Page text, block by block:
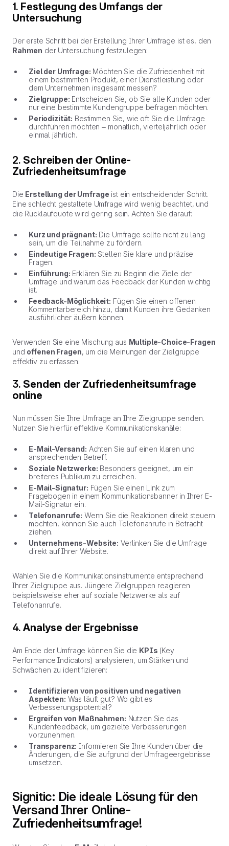
1. Festlegung des Umfangs der
Untersuchung
Der erste Schritt bei der Erstellung Ihrer Umfrage ist es, den
Rahmen der Untersuchung festzulegen:
Ziel der Umfrage: Möchten Sie die Zufriedenheit mit
einem bestimmten Produkt, einer Dienstleistung oder
dem Unternehmen insgesamt messen?
Zielgruppe: Entscheiden Sie, ob Sie alle Kunden oder
nur eine bestimmte Kundengruppe befragen möchten.
Periodizität: Bestimmen Sie, wie oft Sie die Umfrage
durchführen möchten – monatlich, vierteljährlich oder
einmal jährlich.
2. Schreiben der Online-
Zufriedenheitsumfrage
Die Erstellung der Umfrage ist ein entscheidender Schritt.
Eine schlecht gestaltete Umfrage wird wenig beachtet, und
die Rücklaufquote wird gering sein. Achten Sie darauf:
Kurz und prägnant: Die Umfrage sollte nicht zu lang
sein, um die Teilnahme zu fördern.
Eindeutige Fragen: Stellen Sie klare und präzise
Fragen.
Einführung: Erklären Sie zu Beginn die Ziele der
Umfrage und warum das Feedback der Kunden wichtig
ist.
Feedback-Möglichkeit: Fügen Sie einen offenen
Kommentarbereich hinzu, damit Kunden ihre Gedanken
ausführlicher äußern können.
Verwenden Sie eine Mischung aus Multiple-Choice-Fragen
und offenen Fragen, um die Meinungen der Zielgruppe
effektiv zu erfassen.
3. Senden der Zufriedenheitsumfrage
online
Nun müssen Sie Ihre Umfrage an Ihre Zielgruppe senden.
Nutzen Sie hierfür effektive Kommunikationskanäle:
E-Mail-Versand: Achten Sie auf einen klaren und
ansprechenden Betreff.
Soziale Netzwerke: Besonders geeignet, um ein
breiteres Publikum zu erreichen.
E-Mail-Signatur: Fügen Sie einen Link zum
Fragebogen in einem Kommunikationsbanner in Ihrer E-
Mail-Signatur ein.
Telefonanrufe: Wenn Sie die Reaktionen direkt steuern
möchten, können Sie auch Telefonanrufe in Betracht
ziehen.
Unternehmens-Website: Verlinken Sie die Umfrage
direkt auf Ihrer Website.
Wählen Sie die Kommunikationsinstrumente entsprechend
Ihrer Zielgruppe aus. Jüngere Zielgruppen reagieren
beispielsweise eher auf soziale Netzwerke als auf
Telefonanrufe.
4.Analyse der Ergebnisse
Am Ende der Umfrage können Sie die KPIs (Key
Performance Indicators) analysieren, um Stärken und
Schwächen zu identifizieren:
Identifizieren von positiven und negativen
Aspekten: Was läuft gut? Wo gibt es
Verbesserungspotential?
Ergreifen von Maßnahmen: Nutzen Sie das
Kundenfeedback, um gezielte Verbesserungen
vorzunehmen.
Transparenz: Informieren Sie Ihre Kunden über die
Änderungen, die Sie aufgrund der Umfrageergebnisse
umsetzen.
Signitic: Die ideale Lösung für den
Versand Ihrer Online-
Zufriedenheitsumfrage!